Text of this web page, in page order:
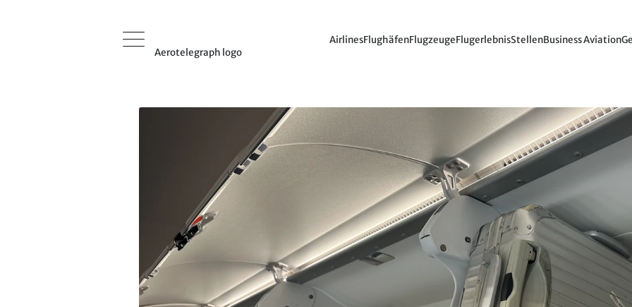
Aerotelegraph logo
AirlinesFlughäfenFlugzeugeFlugerlebnisStellenBusiness Aviation